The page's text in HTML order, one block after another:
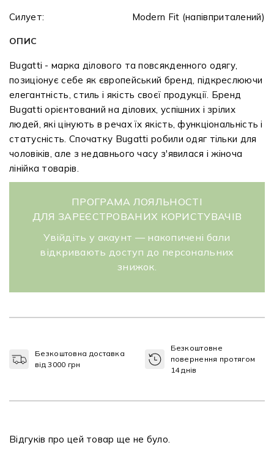
Силует:
Modern Fit (напівприталений)
ОПИС
Bugatti - марка ділового та повсякденного одягу,
позиціонує себе як європейський бренд, підкреслюючи
елегантність, стиль і якість своєї продукції. Бренд
Bugatti орієнтований на ділових, успішних і зрілих
людей, які цінують в речах їх якість, функціональність і
статусність. Спочатку Bugatti робили одяг тільки для
чоловіків, але з недавнього часу з'явилася і жіноча
лінійка товарів.
ПРОГРАМА ЛОЯЛЬНОСТІ
ДЛЯ ЗАРЕЄСТРОВАНИХ КОРИСТУВАЧІВ
Увійдіть у акаунт — накопичені бали
відкривають доступ до персональних
знижок.
Безкоштовна доставка
від 3000 грн
Безкоштовне
повернення протягом
14 днів
Відгуків про цей товар ще не було.